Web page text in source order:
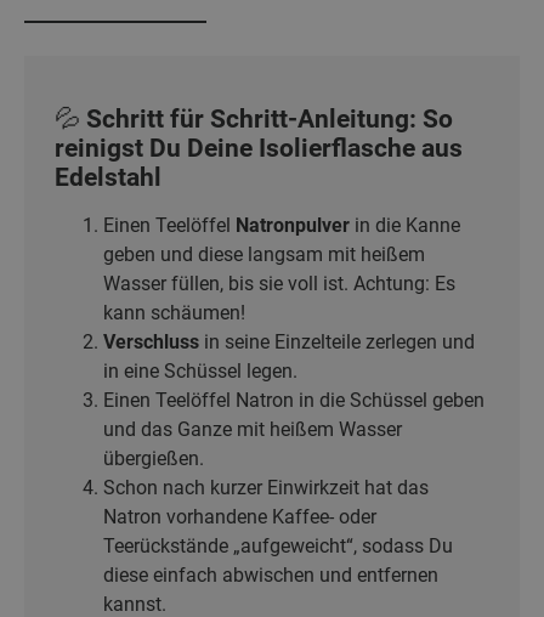
💦 Schritt für Schritt-Anleitung: So
reinigst Du Deine Isolierflasche aus
Edelstahl
Einen Teelöffel Natronpulver in die Kanne
geben und diese langsam mit heißem
Wasser füllen, bis sie voll ist. Achtung: Es
kann schäumen!
Verschluss in seine Einzelteile zerlegen und
in eine Schüssel legen.
Einen Teelöffel Natron in die Schüssel geben
und das Ganze mit heißem Wasser
übergießen.
Schon nach kurzer Einwirkzeit hat das
Natron vorhandene Kaffee- oder
Teerückstände „aufgeweicht“, sodass Du
diese einfach abwischen und entfernen
kannst.